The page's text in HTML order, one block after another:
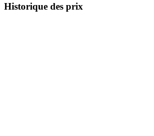
Historique des prix